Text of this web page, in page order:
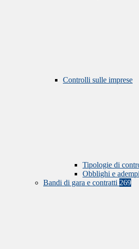
Controlli sulle imprese
Tipologie di
Obblighi e
Bandi di gara e contratti 269